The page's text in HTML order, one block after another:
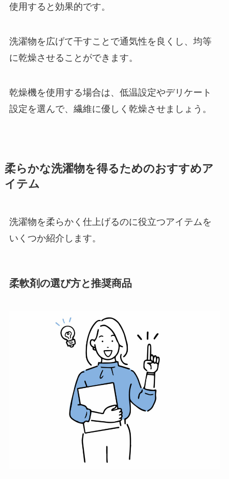
使用すると効果的です。
洗濯物を広げて干すことで通気性を良くし、均等
に乾燥させることができます。
乾燥機を使用する場合は、低温設定やデリケート
設定を選んで、繊維に優しく乾燥させましょう。
柔らかな洗濯物を得るためのおすすめア
イテム
洗濯物を柔らかく仕上げるのに役立つアイテムを
いくつか紹介します。
柔軟剤の選び方と推奨商品